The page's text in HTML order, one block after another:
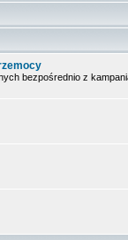
bezpośrednio z